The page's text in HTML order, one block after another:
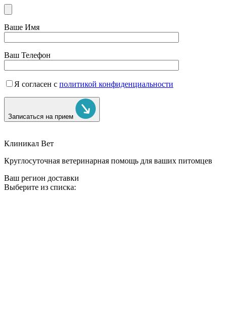
Ваше Имя
Ваш Телефон
Я согласен с политикой конфиденциальности
Записаться на прием
Клиникал Вет
Круглосуточная ветеринарная помощь для ваших питомцев
Ваш регион доставки
Выберите из списка: